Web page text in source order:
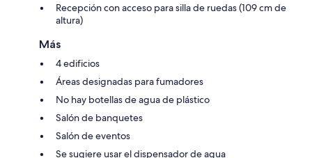
Recepción con acceso para silla de ruedas (109 cm de
altura)
Más
4 edificios
Áreas designadas para fumadores
No hay botellas de agua de plástico
Salón de banquetes
Salón de eventos
Se sugiere usar el dispensador de agua